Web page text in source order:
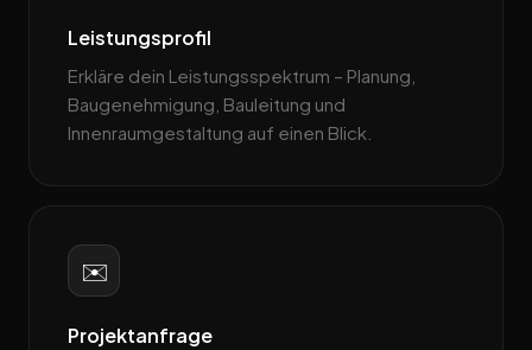
Leistungsprofil
Erkläre dein Leistungsspektrum – Planung,
Baugenehmigung, Bauleitung und
Innenraumgestaltung auf einen Blick.
✉️
Projektanfrage